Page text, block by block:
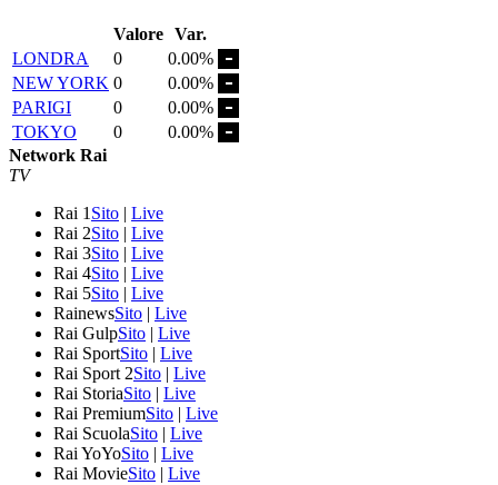
Valore Var.
LONDRA
0
0.00%
NEW YORK 0
0.00%
PARIGI
0
0.00%
TOKYO
0
0.00%
Network Rai
TV
Rai 1 Sito | Live
Rai 2Sito | Live
Rai 3Sito | Live
Rai 4Sito | Live
Rai 5Sito | Live
RainewsSito | Live
Rai GulpSito | Live
Rai SportSito | Live
Rai Sport 2Sito | Live
Rai StoriaSito | Live
Rai PremiumSito | Live
Rai ScuolaSito | Live
Rai YoYoSito | Live
Rai MovieSito | Live